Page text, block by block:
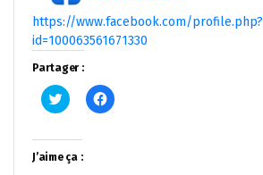
https://www.facebook.com/profile.php?
id=100063561671330
Partager :
Cliquez
pour
Twitter(ouvre
dans
une
Cliquez
pour
J’aime ça :